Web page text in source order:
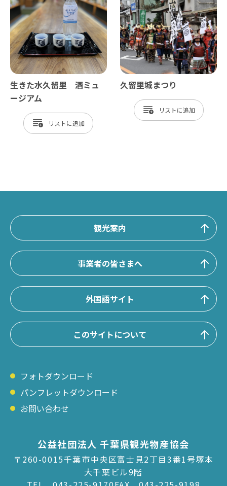
生きた水久留里 酒ミュ
ージアム
リスト
久留里城まつり
リスト
観光案内
事業者の皆さまへ
外国語サイト
このサイトについて
フォトダウンロード
パンフレットダウンロード
お問い合わせ
公益社団法人 千葉県観光物産協会
〒260-0015千葉市中央区富士見2丁目3番1号塚本
大千葉ビル9階